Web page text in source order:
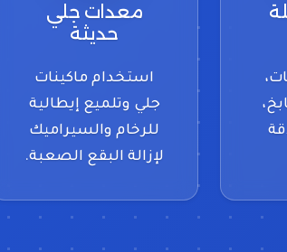
معدات جلي
حديثة
استخدام ماكينات
جلي وتلميع إيطالية
للرخام والسيراميك
لإزالة البقع الصعبة.